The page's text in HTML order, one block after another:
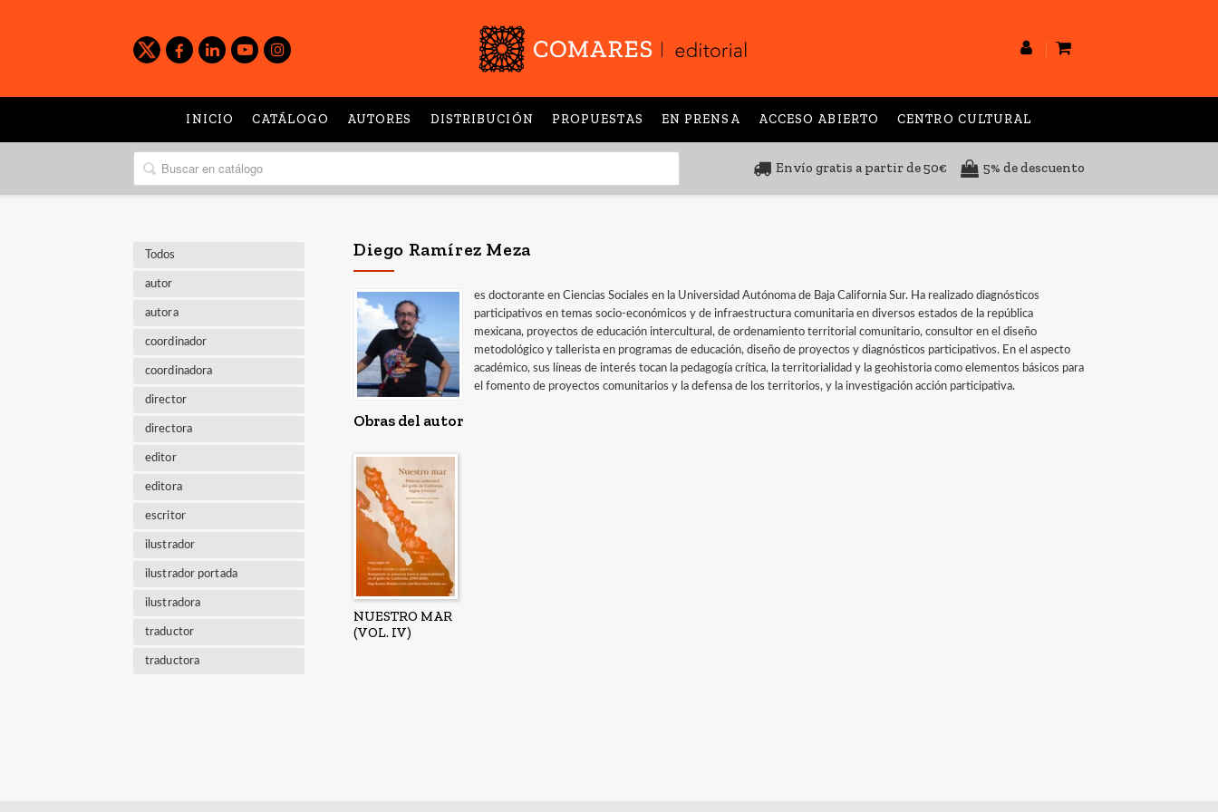
INICIO CATÁLOGO AUTORES DISTRIBUCIÓN PROPUESTAS EN PRENSA ACCESO ABIERTO CENTRO CULTURAL
Envío gratis a partir de 50€ 5% de descuento
Todos
autor
autora
coordinador
coordinadora
director
directora
editor
editora
escritor
ilustrador
ilustrador portada
ilustradora
traductor
traductora
Diego Ramírez Meza
es doctorante en Ciencias Sociales en la Universidad Autónoma de Baja California Sur. Ha realizado diagnósticos
participativos en temas socio-económicos y de infraestructura comunitaria en diversos estados de la república
mexicana, proyectos de educación intercultural, de ordenamiento territorial comunitario, consultor en el diseño
metodológico y tallerista en programas de educación, diseño de proyectos y diagnósticos participativos. En el aspecto
académico, sus líneas de interés tocan la pedagogía crítica, la territorialidad y la geohistoria como elementos básicos para
el fomento de proyectos comunitarios y la defensa de los territorios, y la investigación acción participativa.
Obras del autor
NUESTRO MAR
(VOL. IV)